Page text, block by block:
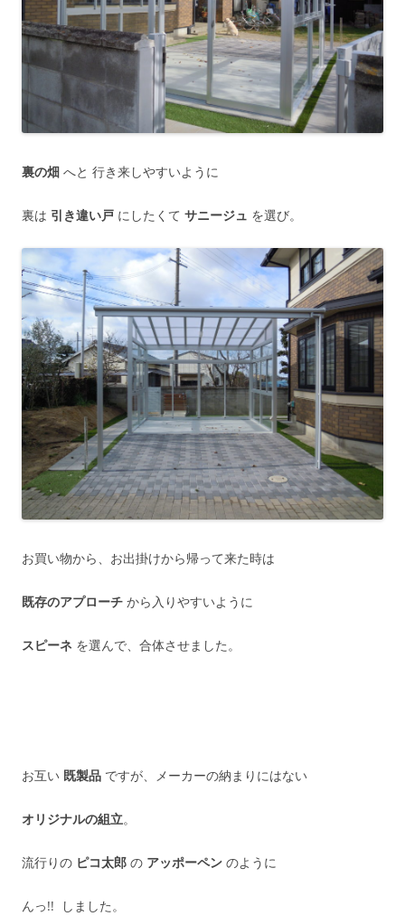
裏の畑 へと 行き来しやすいように
裏は 引き違い戸 にしたくて サニージュ を選び。
お買い物から、お出掛けから帰って来た時は
既存のアプローチ から入りやすいように
スピーネ を選んで、合体させました。
お互い 既製品 ですが、メーカーの納まりにはない
オリジナルの組立。
流行りの ピコ太郎 の アッポーペン のように
んっ!! しました。